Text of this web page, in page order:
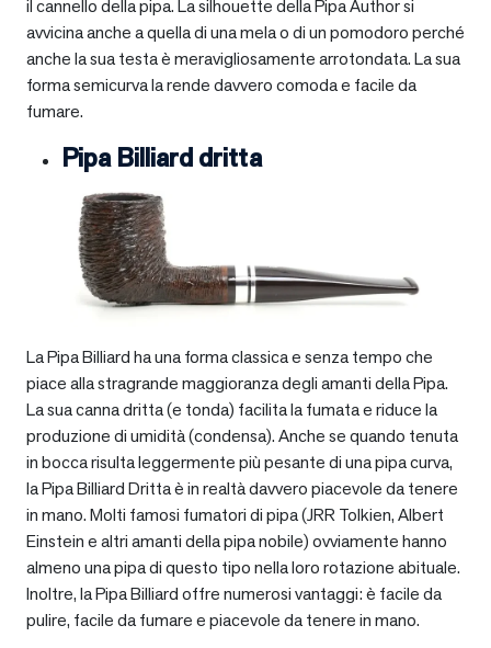
il cannello della pipa. La silhouette della Pipa Author si
avvicina anche a quella di una mela o di un pomodoro perché
anche la sua testa è meravigliosamente arrotondata. La sua
forma semicurva la rende davvero comoda e facile da
fumare.
Pipa Billiard dritta
La Pipa Billiard ha una forma classica e senza tempo che
piace alla stragrande maggioranza degli amanti della Pipa.
La sua canna dritta (e tonda) facilita la fumata e riduce la
produzione di umidità (condensa). Anche se quando tenuta
in bocca risulta leggermente più pesante di una pipa curva,
la Pipa Billiard Dritta è in realtà davvero piacevole da tenere
in mano. Molti famosi fumatori di pipa (JRR Tolkien, Albert
Einstein e altri amanti della pipa nobile) ovviamente hanno
almeno una pipa di questo tipo nella loro rotazione abituale.
Inoltre, la Pipa Billiard offre numerosi vantaggi: è facile da
pulire, facile da fumare e piacevole da tenere in mano.